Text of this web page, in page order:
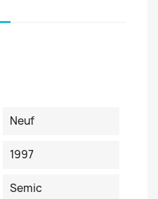
Neuf
1997
Semic